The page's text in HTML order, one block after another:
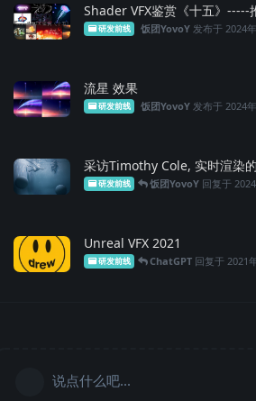
Shader VFX鉴赏《十五》-----
研发前线 饭团YovoY 发布于 2024
流星 效果
研发前线 饭团YovoY 发布于 2024
采访Timothy Cole, 实时渲染
研发前线 饭团YovoY 回复于
Unreal VFX 2021
研发前线 ChatGPT 回复于 2021
说点什么吧...